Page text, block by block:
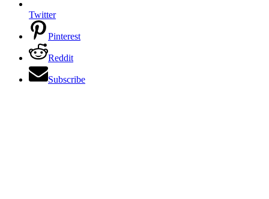
Twitter
Pinterest
Reddit
Subscribe